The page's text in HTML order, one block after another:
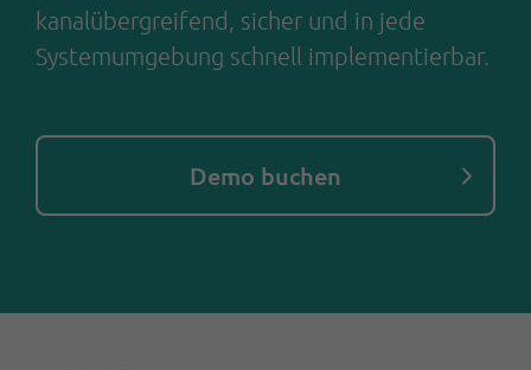
kanalübergreifend, sicher und in jede
Systemumgebung schnell implementierbar.
Demo buchen